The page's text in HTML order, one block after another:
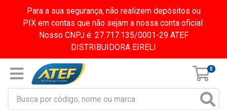
Para a sua segurança, não realizem depósitos ou
PIX em contas que não sejam a nossa conta oficial.
Nosso CNPJ é: 27.717.135/0001-29 ATEF
DISTRIBUIDORA EIRELI
0